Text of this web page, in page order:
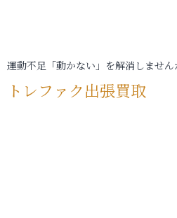
運動不足「動かない」を解消しません
トレファク出張買取